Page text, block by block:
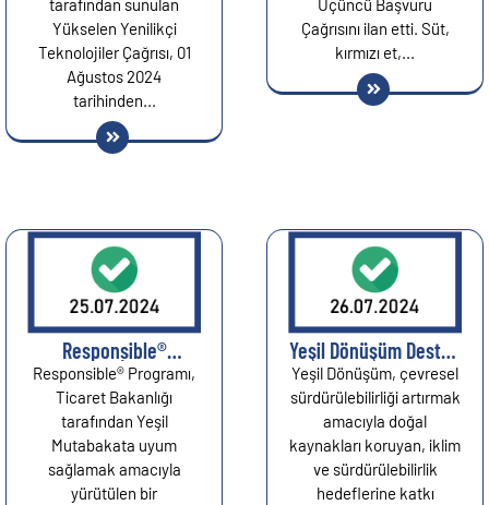
Programı ile Geleceğe
Yatırım Yapın!...
Yükselen Yenilikçi
Teknolojiler Çağrısı, 01
Ağustos 2024
tarihinden...
İşletmelere %75’e
Varan Hibe Desteği...
Çağrısını ilan etti. Süt,
kırmızı et,...
Responsible®️
Programı: İhracatçı
Şirketlere Yeşil
Mutabakat Desteği...
Responsible®️ Programı,
Ticaret Bakanlığı
tarafından Yeşil
Mutabakata uyum
sağlamak amacıyla
yürütülen bir
Yeşil Dönüşüm Destek
Programı...
Yeşil Dönüşüm, çevresel
sürdürülebilirliği artırmak
amacıyla doğal
kaynakları koruyan, iklim
ve sürdürülebilirlik
hedeflerine katkı